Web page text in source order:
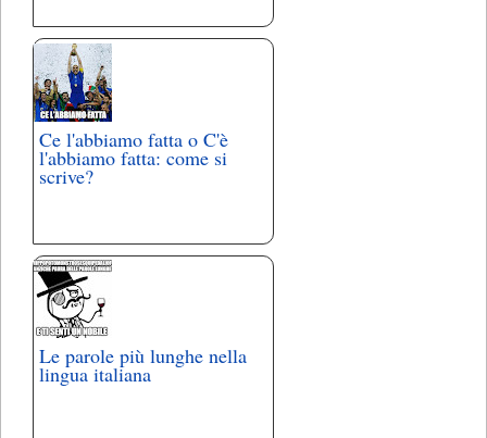
Ce l'abbiamo fatta o C'è
l'abbiamo fatta: come si
scrive?
Le parole più lunghe nella
lingua italiana